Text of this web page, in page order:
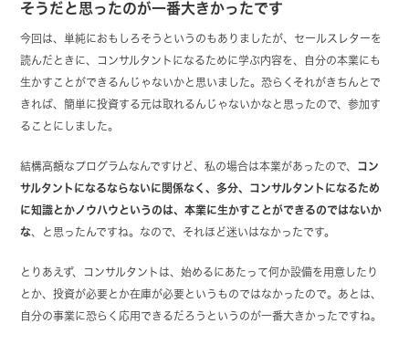
そうだと思ったのが一番大きかったです
今回は、単純におもしろそうというのもありましたが、セールスレターを
読んだときに、コンサルタントになるために学ぶ内容を、自分の本業にも
生かすことができるんじゃないかと思いました。恐らくそれがきちんとで
きれば、簡単に投資する元は取れるんじゃないかなと思ったので、参加す
ることにしました。
結構高額なプログラムなんですけど、私の場合は本業があったので、 コン
サルタントになるならないに関係なく、多分、コンサルタントになるため
に知識とかノウハウというのは、本業に生かすことができるのではないか
な、と思ったんですね。なので、それほど迷いはなかったです。
とりあえず、コンサルタントは、始めるにあたって何か設備を用意したり
とか、投資が必要とか在庫が必要というものではなかったので。あとは、
自分の事業に恐らく応用できるだろうというのが一番大きかったですね。